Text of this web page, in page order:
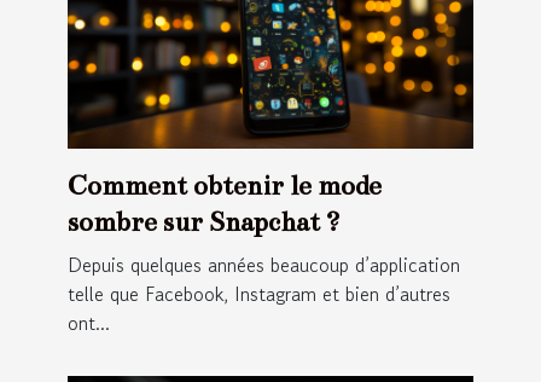
Comment obtenir le mode
sombre sur Snapchat ?
Depuis quelques années beaucoup d’application
telle que Facebook, Instagram et bien d’autres
ont...